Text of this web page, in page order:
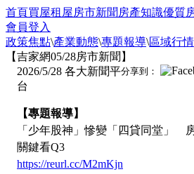
首頁買屋租屋房市新聞 房產知識優質
會員登入
政策焦點\產業動態\專題報導\區域行情
【吉家網05/28房市新聞】
分享到：
2026/5/28 各大新聞平
台
【專題報導】
「少年股神」慘變「四貸同堂」
關鍵看Q3
https://reurl.cc/M2mKjn